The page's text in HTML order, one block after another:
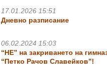
17.01.2026 15:51
Дневно разписание
06.02.2024 15:03
“НЕ” на закриването на
“Петко Рачов Славейков”!